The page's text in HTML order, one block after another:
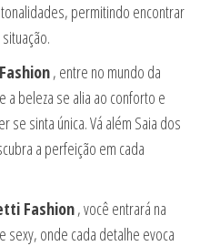
permitindo encontrar
, entre no mundo da
a beleza se alia ao conforto e
se sinta única. Vá além Saia dos
a perfeição em cada
Fashion, você entrará na
sexy, onde cada detalhe evoca